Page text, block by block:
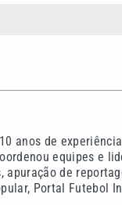
anos de
equipes e
de
Portal Futebol